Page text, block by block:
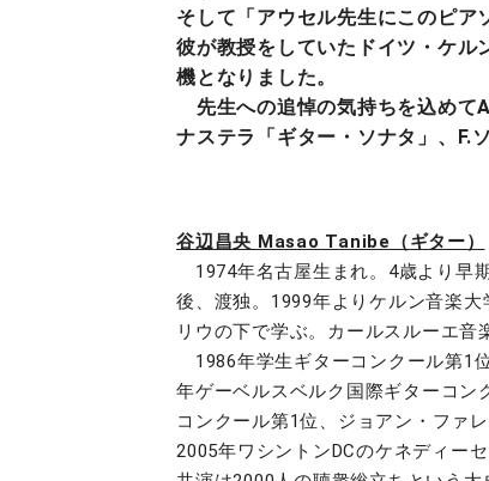
そして「アウセル先生にこのピ
彼が教授をしていたドイツ・ケル
機となりました。
先生への追悼の気持ちを込めて
ナステラ「ギター・ソナタ」、F.
谷辺昌央 Masao Tanibe（ギター）
1974年名古屋生まれ。4歳より早
後、渡独。1999年よりケルン音楽
リウの下で学ぶ。カールスルーエ音
1986年学生ギターコンクール第1
年ゲーベルスベルク国際ギターコン
コンクール第1位、ジョアン・ファ
2005年ワシントンDCのケネディー